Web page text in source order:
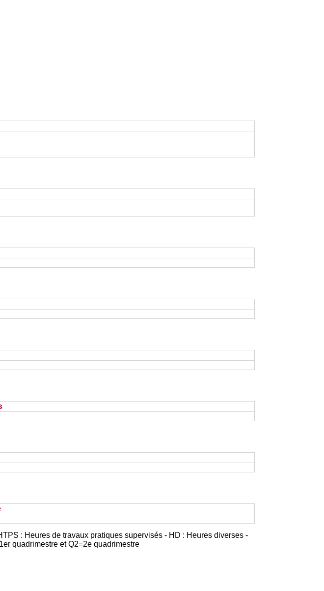
: Heures de travaux pratiques supervisés - HD : Heures diverses -
quadrimestre et Q2=2e quadrimestre